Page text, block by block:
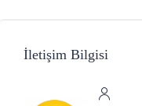
İletişim Bilgisi